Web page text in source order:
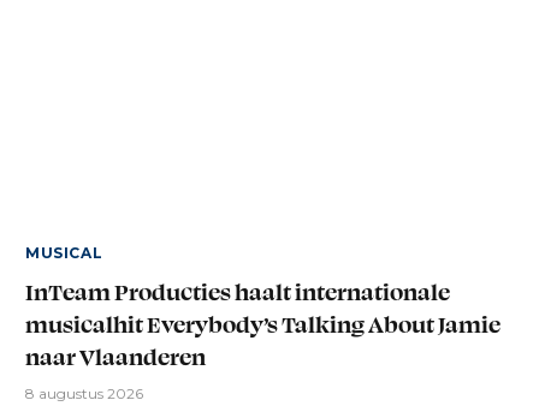
MUSICAL
InTeam Producties haalt internationale
musicalhit Everybody’s Talking About Jamie
naar Vlaanderen
8 augustus 2026